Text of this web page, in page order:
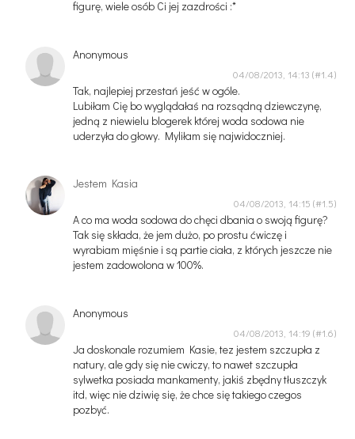
figurę, wiele osób Ci jej zazdrości :*
Anonymous
04/08/2013, 14:13
Tak, najlepiej przestań jeść w ogóle.
Lubiłam Cię bo wyglądałaś na rozsądną dziewczynę,
jedną z niewielu blogerek której woda sodowa nie
uderzyła do głowy. Myliłam się najwidoczniej.
Jestem Kasia
04/08/2013, 14:15
A co ma woda sodowa do chęci dbania o swoją figurę?
Tak się składa, że jem dużo, po prostu ćwiczę i
wyrabiam mięśnie i są partie ciała, z których jeszcze nie
jestem zadowolona w 100%.
Anonymous
04/08/2013, 14:19
Ja doskonale rozumiem Kasie, tez jestem szczupła z
natury, ale gdy się nie cwiczy, to nawet szczupła
sylwetka posiada mankamenty, jakiś zbędny tłuszczyk
itd, więc nie dziwię się, że chce się takiego czegos
pozbyć.